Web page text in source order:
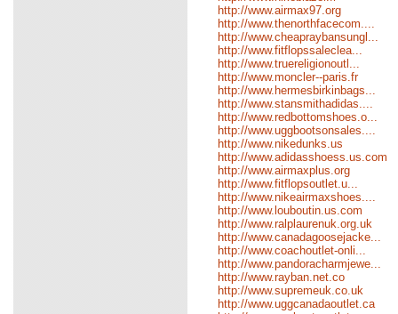
http://www.airmax97.org
http://www.thenorthfacecom....
http://www.cheapraybansungl...
http://www.fitflopssaleclea...
http://www.truereligionoutl...
http://www.moncler--paris.fr
http://www.hermesbirkinbags...
http://www.stansmithadidas....
http://www.redbottomshoes.o...
http://www.uggbootsonsales....
http://www.nikedunks.us
http://www.adidasshoess.us.com
http://www.airmaxplus.org
http://www.fitflopsoutlet.u...
http://www.nikeairmaxshoes....
http://www.louboutin.us.com
http://www.ralplaurenuk.org.uk
http://www.canadagoosejacke...
http://www.coachoutlet-onli...
http://www.pandoracharmjewe...
http://www.rayban.net.co
http://www.supremeuk.co.uk
http://www.uggcanadaoutlet.ca